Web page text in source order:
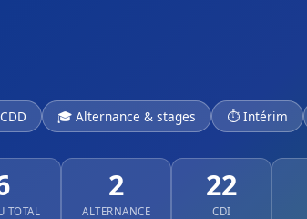
🎓 Alternance & stages ⏱ Intérim
TOTAL
2
ALTERNANCE
22
CDI